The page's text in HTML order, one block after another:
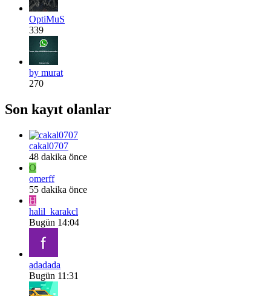
OptiMuS
339
by murat
270
Son kayıt olanlar
cakal0707
48 dakika önce
O
omerff
55 dakika önce
H
halil_karakcl
Bugün 14:04
adadada
Bugün 11:31